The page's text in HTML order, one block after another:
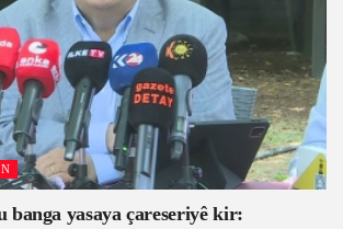
banga yasaya çareseriyê kir: